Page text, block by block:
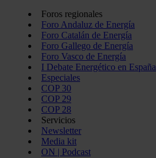
Foros regionales
Foro Andaluz de Energía
Foro Catalán de Energía
Foro Gallego de Energía
Foro Vasco de Energía
I Debate Energético en España
Especiales
COP 30
COP 29
COP 28
Servicios
Newsletter
Media kit
ON | Podcast